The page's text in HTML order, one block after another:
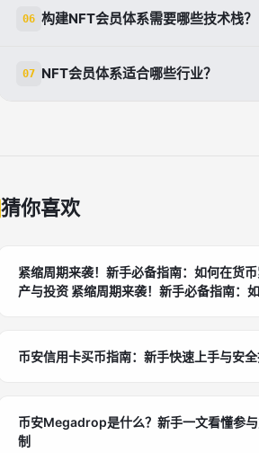
上数据。
边。步骤：1.设计层级权益（如月
性，实现粉丝经济闭环。
06 构建NFT会员体系需要哪些技术栈？
NFT）、后台（Node.js管理会员数
07 NFT会员体系适合哪些行业？
猜你喜欢
紧缩周期来袭！新手必备指南：如何在货
产与投资 紧缩周期来袭！新手必备指南：如何在货币紧缩
币安信用卡买币指南：新手快速上手与安
币安Megadrop是什么？新手一文看懂参
制